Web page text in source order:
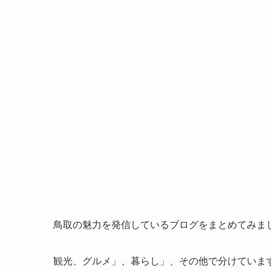
鳥取の魅力を発信しているブログをまとめてみま
観光、グルメ」、暮らし」、その他で分けていま